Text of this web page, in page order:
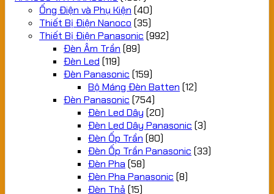
Ống Điện và Phụ Kiện (40)
Thiết Bị Điện Nanoco (35)
Thiết Bị Điện Panasonic (992)
Đèn Âm Trần (89)
Đèn Led (119)
Đèn Panasonic (159)
Bộ Máng Đèn Batten (12)
Đèn Panasonic (754)
Đèn Led Dây (20)
Đèn Led Dây Panasonic (3)
Đèn Ốp Trần (80)
Đèn Ốp Trần Panasonic (33)
Đèn Pha (58)
Đèn Pha Panasonic (8)
Đèn Thả (15)